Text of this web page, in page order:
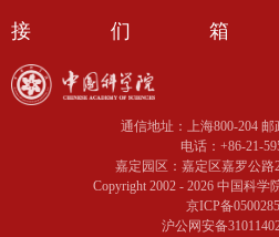
接
们
箱
通信地址：上海800-204
电话：+86-21-
嘉定园区：嘉定区嘉罗公路
Copyright 2002 - 2026 中国科学
京ICP备
沪公网安备